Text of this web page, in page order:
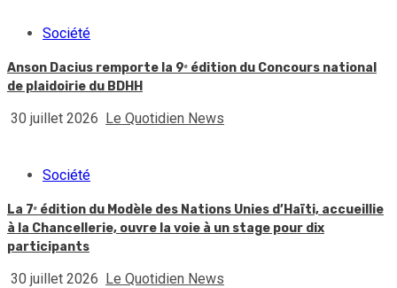
Société
Anson Dacius remporte la 9ᵉ édition du Concours national
de plaidoirie du BDHH
30 juillet 2026 Le Quotidien News
Société
La 7ᵉ édition du Modèle des Nations Unies d’Haïti, accueillie
à la Chancellerie, ouvre la voie à un stage pour dix
participants
30 juillet 2026 Le Quotidien News